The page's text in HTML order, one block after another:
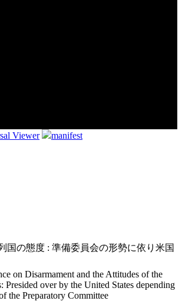
Viewer manifest
国の態度 : 準備委員会の形勢に依り米国
on Disarmament and the Attitudes of the
Presided over by the United States depending
the Preparatory Committee